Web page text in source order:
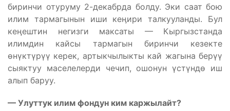
биринчи отуруму 2-декабрда болду. Эки саат бою
илим тармагынын иши кеӊири талкууланды. Бул
кеӊештин негизги максаты — Кыргызстанда
илимдин кайсы тармагын биринчи кезекте
өнүктүрүү керек, артыкчылыкты кай жагына берүү
сыяктуу маселелерди чечип, ошонун үстүндө иш
алып баруу.
— Улуттук илим фондун ким каржылайт?